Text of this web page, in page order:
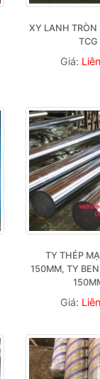
XY LANH TRÒN
TCG
Giá:
TY THÉP
150MM, TY
Giá: